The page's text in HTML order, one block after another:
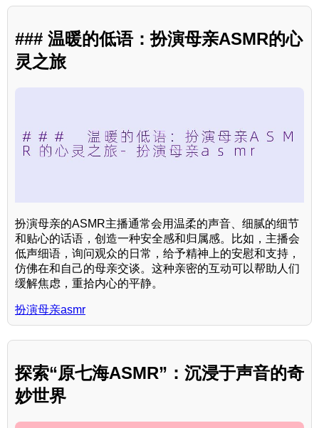
### 温暖的低语：扮演母亲ASMR的心
灵之旅
扮演母亲的ASMR主播通常会用温柔的声音、细腻的细节
和贴心的话语，创造一种安全感和归属感。比如，主播会
低声细语，询问观众的日常，给予精神上的安慰和支持，
仿佛在和自己的母亲交谈。这种亲密的互动可以帮助人们
缓解焦虑，重拾内心的平静。
扮演母亲asmr
探索“原七海ASMR”：沉浸于声音的奇
妙世界